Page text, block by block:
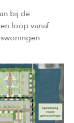
bij de
loop vanaf